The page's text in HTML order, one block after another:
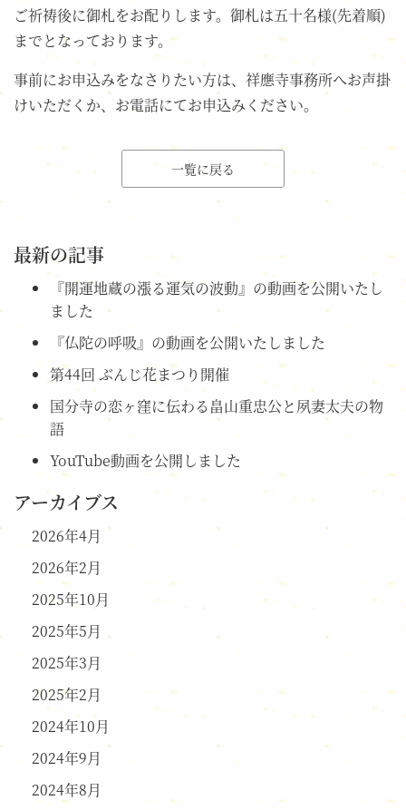
ご祈祷後に御札をお配りします。御札は五十名様(先着順)
までとなっております。
事前にお申込みをなさりたい方は、祥應寺事務所へお声掛
けいただくか、お電話にてお申込みください。
一覧に戻る
最新の記事
『開運地蔵の漲る運気の波動』の動画を公開いたし
ました
『仏陀の呼吸』の動画を公開いたしました
第44回 ぶんじ花まつり開催
国分寺の恋ヶ窪に伝わる畠山重忠公と夙妻太夫の物
語
YouTube動画を公開しました
アーカイブス
2026年4月
2026年2月
2025年10月
2025年5月
2025年3月
2025年2月
2024年10月
2024年9月
2024年8月